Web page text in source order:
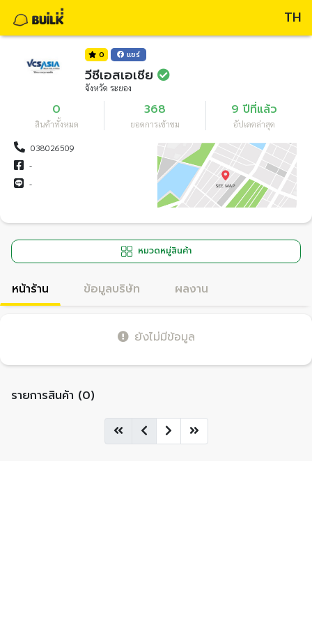
TH
0 แชร์
วีซีเอสเอเชีย
จังหวัด ระยอง
0
สินค้าทั้งหมด
368
ยอดการเข้าชม
9 ปีที่แล้ว
อัปเดตล่าสุด
038026509
-
-
หมวดหมู่สินค้า
หน้าร้าน ข้อมูลบริษัท ผลงาน
ยังไม่มีข้อมูล
รายการสินค้า (0)